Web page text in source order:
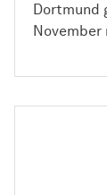
Dortmund
November